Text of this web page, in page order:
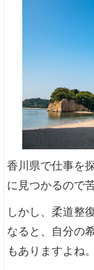
香川県で仕事を
に見つかるので
しかし、柔道整
なると、自分の
もありますよね。